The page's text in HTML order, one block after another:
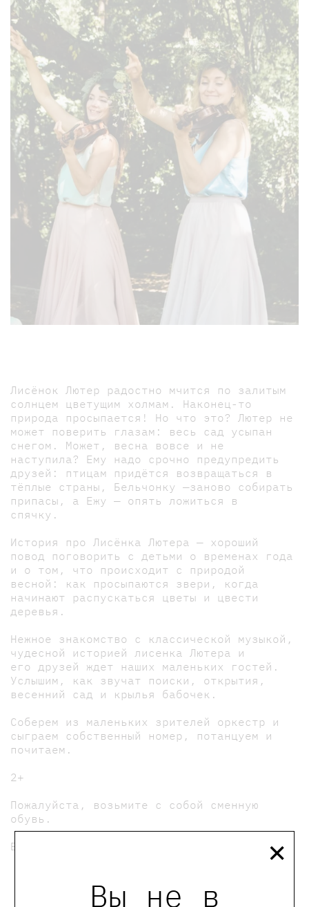
Вы не в
×
Лисёнок Лютер радостно мчится по залитым
солнцем цветущим холмам. Наконец-то
природа просыпается! Но что это? Лютер не
может поверить глазам: весь сад усыпан
снегом. Может, весна вовсе и не
наступила? Ему надо срочно предупредить
друзей: птицам придётся возвращаться в
тёплые страны, Бельчонку —заново собирать
припасы, а Ежу — опять ложиться в
спячку.
История про Лисёнка Лютера — хороший
повод поговорить с детьми о временах года
и о том, что происходит с природой
весной: как просыпаются звери, когда
начинают распускаться цветы и цвести
деревья.
Нежное знакомство с классической музыкой,
чудесной историей лисенка Лютера и
его друзей ждет наших маленьких гостей.
Услышим, как звучат поиски, открытия,
весенний сад и крылья бабочек.
Соберем из маленьких зрителей оркестр и
сыграем собственный номер, потанцуем и
почитаем.
2+
Пожалуйста, возьмите с собой сменную
обувь.
Билет нужен только для ребёнка.